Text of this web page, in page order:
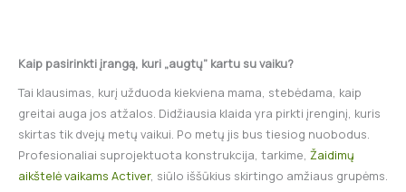
Kaip pasirinkti įrangą, kuri „augtų” kartu su vaiku?
Tai klausimas, kurį užduoda kiekviena mama, stebėdama, kaip
greitai auga jos atžalos. Didžiausia klaida yra pirkti įrenginį, kuris
skirtas tik dvejų metų vaikui. Po metų jis bus tiesiog nuobodus.
Profesionaliai suprojektuota konstrukcija, tarkime, Žaidimų
aikštelė vaikams Activer, siūlo iššūkius skirtingo amžiaus grupėms.